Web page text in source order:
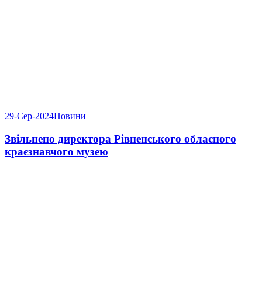
29-Сер-2024Новини
Звільнено директора Рівненського обласного
краєзнавчого музею